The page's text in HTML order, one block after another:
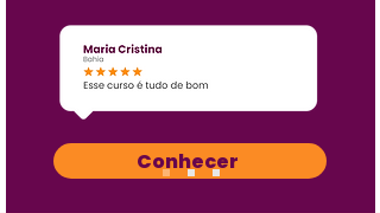
Conhecer